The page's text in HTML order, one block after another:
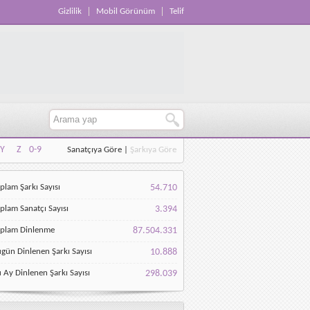
Gizlilik Mobil Görünüm Telif
Y Z
0-9
Y Z 0-9
Sanatçıya Göre Şarkıya Göre
Şarkı Sayısı 54.710
Sanatçı Sayısı 3.394
Dinlenme 87.504.331
Dinlenen Şarkı Sayısı 10.888
Ay Dinlenen Şarkı Sayısı 298.039